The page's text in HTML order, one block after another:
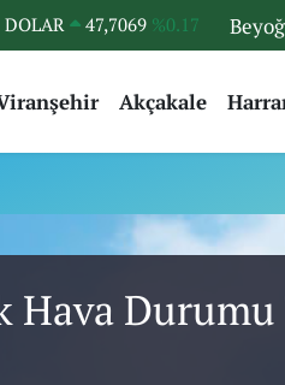
DOLAR 47,7069 %0.17
STERLİN
64,1897 %0.02
ALTIN
6618.49 %2.12
64.360,53 %-0.76
Akçakale
Hava